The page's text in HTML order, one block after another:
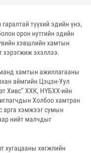
түүхий эдийн үнэ,
орон нутгийн эдийн
хэвшлийн хамтын
хэрэгжиж эхэллээ.
хамтын ажиллагааны
аймгийн Цэцэн-Уул
Хивс” ХХК, НҮБХХ-ийн
Холбоо хамтран
арга хэмжээг сумын
нийт малчдыг
хугацааны хөгжлийн